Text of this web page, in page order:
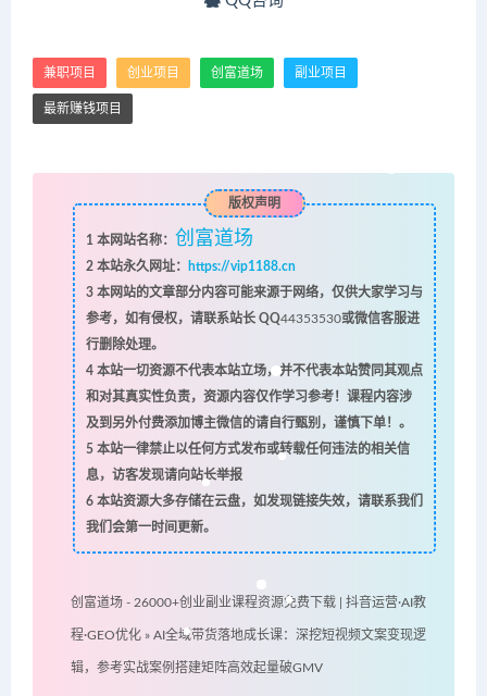
兼职项目 创业项目 创富道场 副业项目
最新赚钱项目
版权声明
1 本网站名称： 创富道场
2本站永久网址：
https://vip1188.cn
3本网站的文章部分内容可能来源于网络，仅供大家学习与
参考，如有侵权，请联系站长 QQ44353530或微信客服进
行删除处理。
4本站一切资源不代表本站立场，并不代表本站赞同其观点
和对其真实性负责，资源内容仅作学习参考！课程内容涉
及到另外付费添加博主微信的请自行甄别，谨慎下单！。
5本站一律禁止以任何方式发布或转载任何违法的相关信
息，访客发现请向站长举报
6本站资源大多存储在云盘，如发现链接失效，请联系我们
我们会第一时间更新。
创富道场 - 26000+创业副业课程资源免费下载 | 抖音运营·AI教
程·GEO优化 » AI全域带货落地成长课：深挖短视频文案变现逻
辑，参考实战案例搭建矩阵高效起量破GMV